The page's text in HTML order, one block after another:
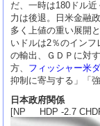
だ、一時は180ドル
力は後退。日米金融
多く上値の重い展開
いドルは2％のインフ
の輸出、ＧＤＰに対
方、 フィッシャー米
抑制に寄与する」「
日本政府関係
[NP HDP -2.7